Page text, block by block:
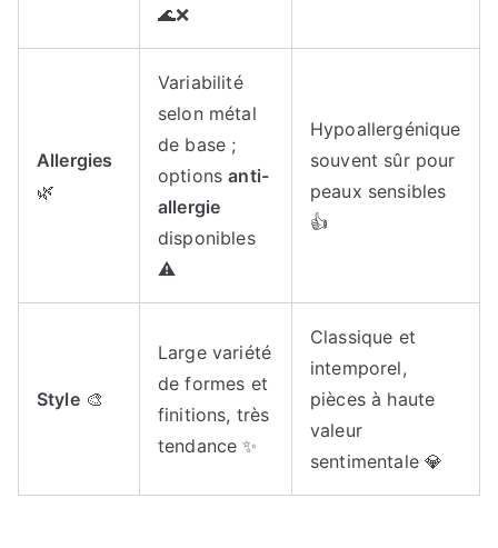
🌊❌
Allergies
🌿
Variabilité
selon métal
de base ;
optionsanti-
allergie
disponibles
⚠️
Hypoallergénique
souvent sûr pour
peaux sensibles
👍
Style🎨
Large variété
de formes et
finitions, très
tendance ✨
Classique et
intemporel,
pièces à haute
valeur
sentimentale 💎